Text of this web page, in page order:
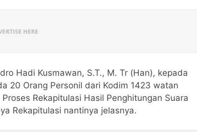
Hadi Kusmawan, S.T., M. Tr (Han), kepada
20 Orang Personil dari Kodim 1423 watan
Rekapitulasi Hasil Penghitungan Suara
Rekapitulasi nantinya jelasnya.